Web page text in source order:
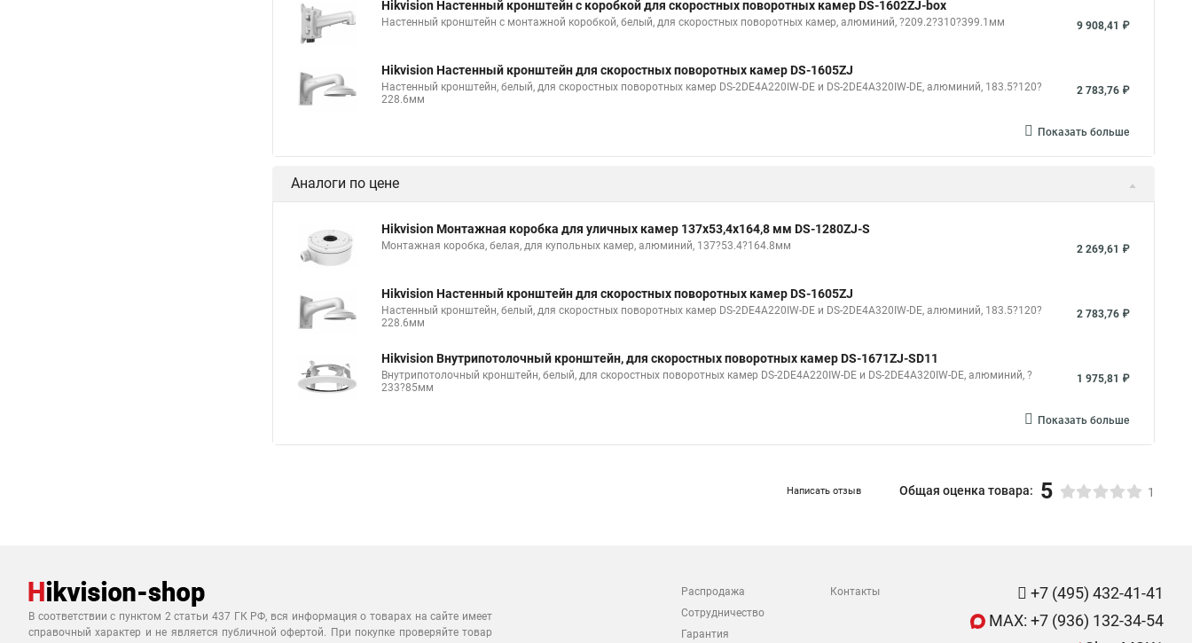
Hikvision Настенный кронштейн с коробкой для скоростных поворотных камер DS-1602ZJ-box
Настенный кронштейн с монтажной коробкой, белый, для скоростных поворотных камер, алюминий, ?209.2?310?399.1мм 9 908,41 ₽
Hikvision Настенный кронштейн для скоростных поворотных камер DS-1605ZJ
Настенный кронштейн, белый, для скоростных поворотных камер DS-2DE4A220IW-DE и DS-2DE4A320IW-DE, алюминий, 183.5?120?
228.6мм
2 783,76 ₽
Показать больше
Аналоги по цене
Hikvision Монтажная коробка для уличных камер 137x53,4x164,8 мм DS-1280ZJ-S
Монтажная коробка, белая, для купольных камер, алюминий, 137?53.4?164.8мм 2 269,61 ₽
Hikvision Настенный кронштейн для скоростных поворотных камер DS-1605ZJ
Настенный кронштейн, белый, для скоростных поворотных камер DS-2DE4A220IW-DE и DS-2DE4A320IW-DE, алюминий, 183.5?120?
228.6мм
2 783,76 ₽
Hikvision Внутрипотолочный кронштейн, для скоростных поворотных камер DS-1671ZJ-SD11
Внутрипотолочный кронштейн, белый, для скоростных поворотных камер DS-2DE4A220IW-DE и DS-2DE4A320IW-DE, алюминий, ?
233?85мм
1 975,81 ₽
Показать больше
Написать отзыв Общая оценка товара: 5 1
В соответствии с пунктом 2 статьи 437 ГК РФ, вся информация о товарах на сайте имеет
справочный характер и не является публичной офертой. При покупке проверяйте товар
Распродажа
Сотрудничество
Гарантия
Контакты
+7 (495) 432-41-41
MAX: +7 (936) 132-34-54